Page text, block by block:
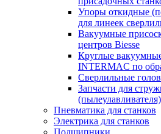
Упоры откидные
для линеек
Вакуумные
центров Biesse
Круглые
INTERMAC по
Сверлильные
Запчасти для
(пылеулавливателя)
Пневматика для станков
Электрика для станков
Подшипники